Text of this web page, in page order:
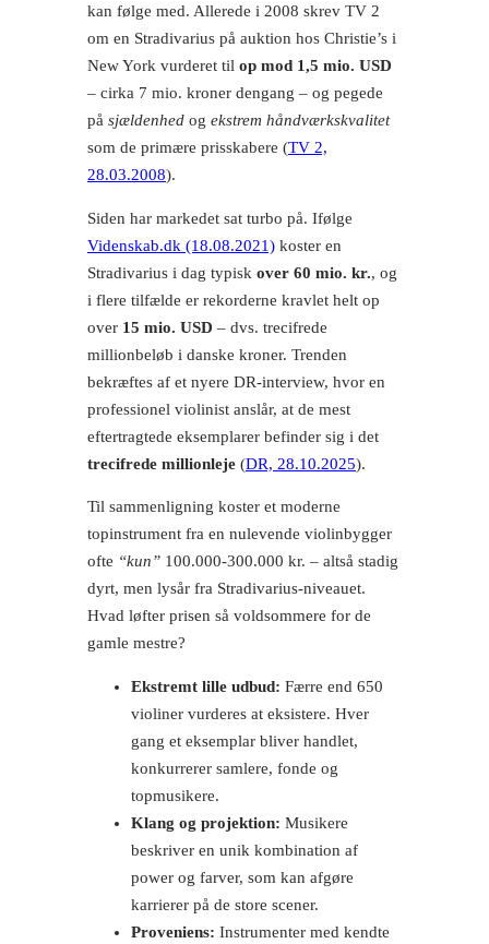
kan følge med. Allerede i 2008 skrev TV 2
om en Stradivarius på auktion hos Christie’s i
New York vurderet til op mod 1,5 mio. USD
– cirka 7 mio. kroner dengang – og pegede
på sjældenhed og ekstrem håndværkskvalitet
som de primære prisskabere (TV 2,
28.03.2008).
Siden har markedet sat turbo på. Ifølge
Videnskab.dk (18.08.2021) koster en
Stradivarius i dag typisk over 60 mio. kr., og
i flere tilfælde er rekorderne kravlet helt op
over 15 mio. USD – dvs. trecifrede
millionbeløb i danske kroner. Trenden
bekræftes af et nyere DR-interview, hvor en
professionel violinist anslår, at de mest
eftertragtede eksemplarer befinder sig i det
trecifrede millionleje (DR, 28.10.2025).
Til sammenligning koster et moderne
topinstrument fra en nulevende violinbygger
ofte “kun” 100.000-300.000 kr. – altså stadig
dyrt, men lysår fra Stradivarius-niveauet.
Hvad løfter prisen så voldsommere for de
gamle mestre?
Ekstremt lille udbud: Færre end 650
violiner vurderes at eksistere. Hver
gang et eksemplar bliver handlet,
konkurrerer samlere, fonde og
topmusikere.
Klang og projektion: Musikere
beskriver en unik kombination af
power og farver, som kan afgøre
karrierer på de store scener.
Proveniens: Instrumenter med kendte